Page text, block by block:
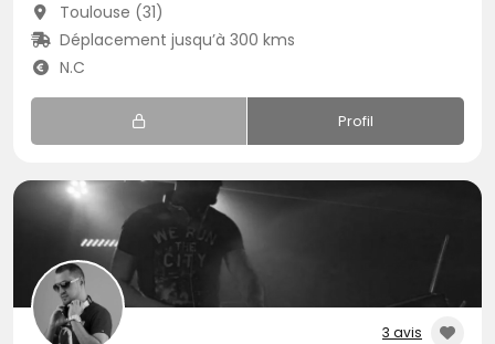
Toulouse (31)
Déplacement jusqu’à 300 kms
N.C
Profil
3 avis